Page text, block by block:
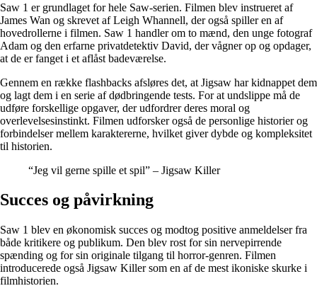
Saw 1 er grundlaget for hele Saw-serien. Filmen blev instrueret af
James Wan og skrevet af Leigh Whannell, der også spiller en af
hovedrollerne i filmen. Saw 1 handler om to mænd, den unge fotograf
Adam og den erfarne privatdetektiv David, der vågner op og opdager,
at de er fanget i et aflåst badeværelse.
Gennem en række flashbacks afsløres det, at Jigsaw har kidnappet dem
og lagt dem i en serie af dødbringende tests. For at undslippe må de
udføre forskellige opgaver, der udfordrer deres moral og
overlevelsesinstinkt. Filmen udforsker også de personlige historier og
forbindelser mellem karaktererne, hvilket giver dybde og kompleksitet
til historien.
“Jeg vil gerne spille et spil” – Jigsaw Killer
Succes og påvirkning
Saw 1 blev en økonomisk succes og modtog positive anmeldelser fra
både kritikere og publikum. Den blev rost for sin nervepirrende
spænding og for sin originale tilgang til horror-genren. Filmen
introducerede også Jigsaw Killer som en af de mest ikoniske skurke i
filmhistorien.